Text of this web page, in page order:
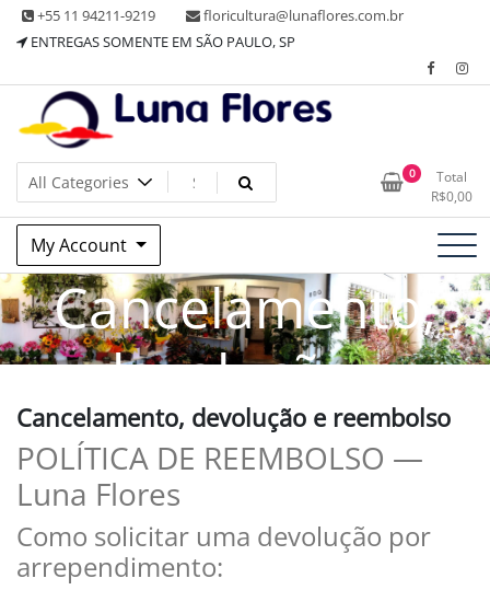
Skip +55 11 94211-9219
floricultura@lunaflores.com.br
ENTREGAS SOMENTE EM SÃO PAULO, SP
Floricultura Luna Flores – Vila
Mariana, SP – Presentes e
Decorações
Floricultura tradicional, vende flores naturais arranjos, buques
e muito mais
0
Total
R$0,00
My Account
Cancelamento,
devolução e
reembolso
Cancelamento, devolução e reembolso
POLÍTICA DE REEMBOLSO —
Luna Flores
Como solicitar uma devolução por
arrependimento: